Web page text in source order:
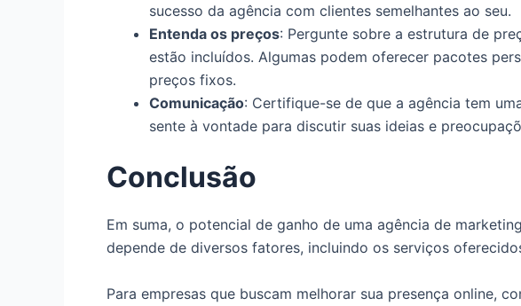
sucesso da agência com clientes semelhantes ao seu.
Entenda os preços: Pergunte sobre a estrutura de
estão incluídos. Algumas podem oferecer pacotes
preços fixos.
Comunicação: Certifique-se de que a agência tem
sente à vontade para discutir suas ideias e
Conclusão
Em suma, o potencial de ganho de uma agência de
depende de diversos fatores, incluindo os serviços
Para empresas que buscam melhorar sua presença online,